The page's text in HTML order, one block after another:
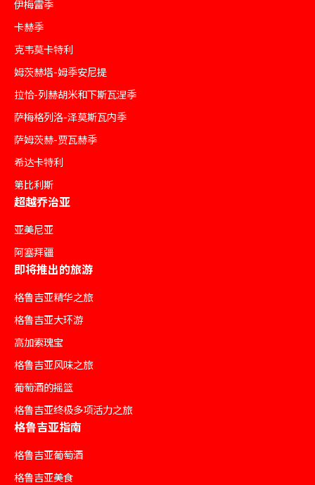
伊梅雷季
卡赫季
克韦莫卡特利
姆茨赫塔-姆季安尼提
拉恰-列赫胡米和下斯瓦涅季
萨梅格列洛-泽莫斯瓦内季
萨姆茨赫-贾瓦赫季
希达卡特利
第比利斯
超越乔治亚
亚美尼亚
阿塞拜疆
即将推出的旅游
格鲁吉亚精华之旅
格鲁吉亚大环游
高加索瑰宝
格鲁吉亚风味之旅
葡萄酒的摇篮
格鲁吉亚终极多项活力之旅
格鲁吉亚指南
格鲁吉亚葡萄酒
格鲁吉亚美食